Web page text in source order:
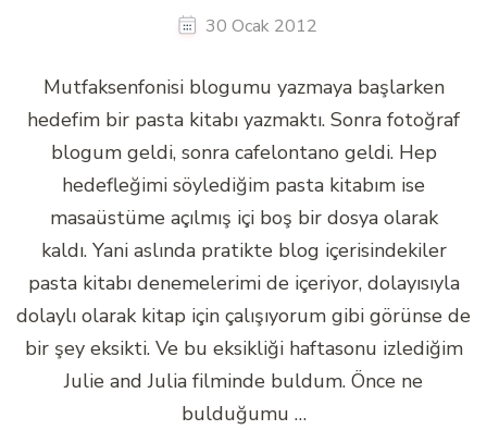
30 Ocak 2012
Mutfaksenfonisi blogumu yazmaya başlarken
hedefim bir pasta kitabı yazmaktı. Sonra fotoğraf
blogum geldi, sonra cafelontano geldi. Hep
hedefleğimi söylediğim pasta kitabım ise
masaüstüme açılmış içi boş bir dosya olarak
kaldı. Yani aslında pratikte blog içerisindekiler
pasta kitabı denemelerimi de içeriyor, dolayısıyla
dolaylı olarak kitap için çalışıyorum gibi görünse de
bir şey eksikti. Ve bu eksikliği haftasonu izlediğim
Julie and Julia filminde buldum. Önce ne
bulduğumu …